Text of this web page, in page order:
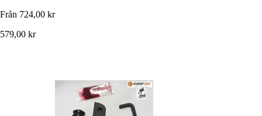
Från 724,00 kr
579,00 kr